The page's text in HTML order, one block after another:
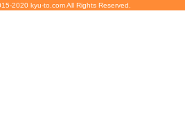
2020 kyu-to.com All Rights Reserved.